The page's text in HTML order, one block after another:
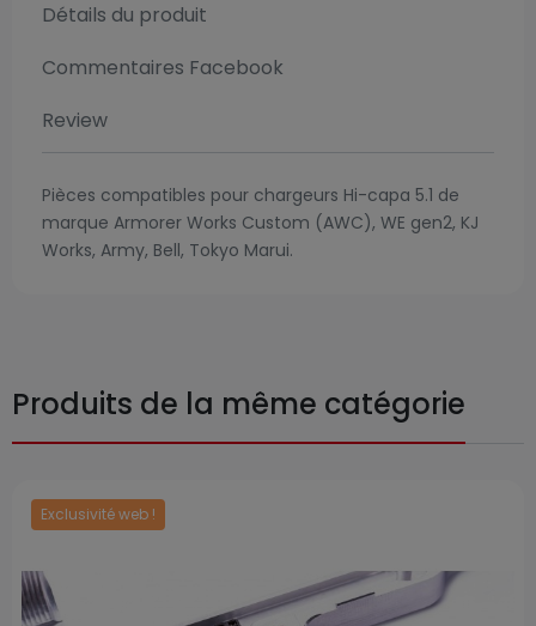
Détails du produit
Commentaires Facebook
Review
Pièces compatibles pour chargeurs Hi-capa 5.1 de
marque Armorer Works Custom (AWC), WE gen2, KJ
Works, Army, Bell, Tokyo Marui.
Produits de la même catégorie
Exclusivité web !